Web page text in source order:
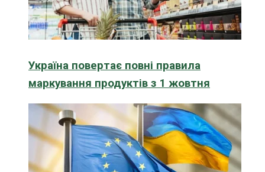
Україна повертає повні правила
маркування продуктів з 1 жовтня